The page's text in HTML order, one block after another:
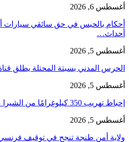
أغسطس 6, 2026
أحكام بالحبس في حق سائقي سيارات
أحداث…
أغسطس 5, 2026
الحرس المدني بسبتة المحتلة يطلق
أغسطس 5, 2026
إحباط تهريب 350 كيلوغرامًا من الشيرا محشوة داخل قوالب…
أغسطس 5, 2026
ولاية أمن طنجة تنجح في توقيف